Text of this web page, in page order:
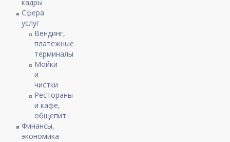
кадры
Сфера
услуг
Вендинг,
платежные
терминалы
Мойки
и
чистки
Рестораны
и кафе,
общепит
Финансы,
экономика